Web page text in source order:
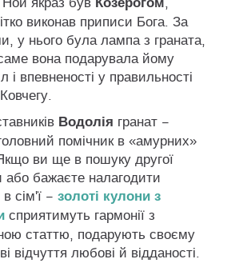
виконав приписи Бога. За
у нього була лампа з граната,
вона подарувала йому
і впевненості у правильності
Водолія гранат −
помічник в «амурних»
ви ще в пошуку другої
або бажаєте налагодити
сім'ї − золоті кулони з
сприятимуть гармонії з
статтю, подарують своєму
відчуття любові й відданості.